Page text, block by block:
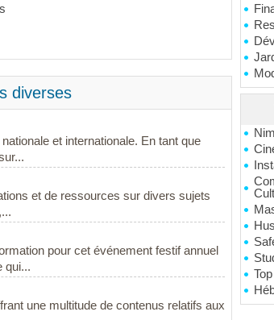
diverses
et internationale. En tant que
et de ressources sur divers sujets
pour cet événement festif annuel
qui...
une multitude de contenus relatifs aux